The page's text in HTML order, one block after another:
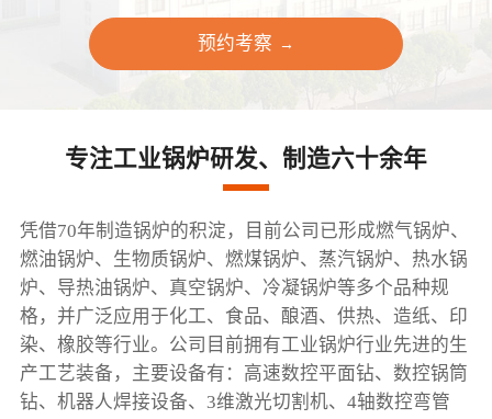
预约考察 →
专注工业锅炉研发、制造六十余年
凭借70年制造锅炉的积淀，目前公司已形成燃气锅炉、
燃油锅炉、生物质锅炉、燃煤锅炉、蒸汽锅炉、热水锅
炉、导热油锅炉、真空锅炉、冷凝锅炉等多个品种规
格，并广泛应用于化工、食品、酿酒、供热、造纸、印
染、橡胶等行业。公司目前拥有工业锅炉行业先进的生
产工艺装备，主要设备有：高速数控平面钻、数控锅筒
钻、机器人焊接设备、3维激光切割机、4轴数控弯管